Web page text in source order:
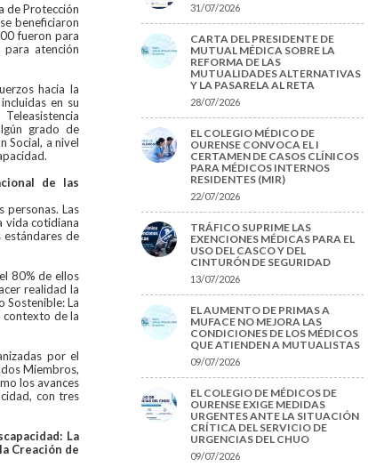
de Protección
beneficiaron
fueron para
atención
hacia la
en su
grado de
Social, a nivel
de las
personas. Las
vida cotidiana
estándares de
80% de ellos
realidad la
Sostenible: La
contexto de la
por el
Miembros,
los avances
con tres
La
Creación de
31/07/2026
CARTA DEL PRESIDENTE DE
MUTUAL MÉDICA SOBRE LA
REFORMA DE LAS
MUTUALIDADES ALTERNATIVAS
Y LA PASARELA AL RETA
28/07/2026
EL COLEGIO MÉDICO DE
OURENSE CONVOCA EL I
CERTAMEN DE CASOS CLÍNICOS
PARA MÉDICOS INTERNOS
RESIDENTES (MIR)
22/07/2026
TRÁFICO SUPRIME LAS
EXENCIONES MÉDICAS PARA EL
USO DEL CASCO Y DEL
CINTURÓN DE SEGURIDAD
13/07/2026
EL AUMENTO DE PRIMAS A
MUFACE NO MEJORA LAS
CONDICIONES DE LOS MÉDICOS
QUE ATIENDEN A MUTUALISTAS
09/07/2026
EL COLEGIO DE MÉDICOS DE
OURENSE EXIGE MEDIDAS
URGENTES ANTE LA SITUACIÓN
CRÍTICA DEL SERVICIO DE
URGENCIAS DEL CHUO
09/07/2026